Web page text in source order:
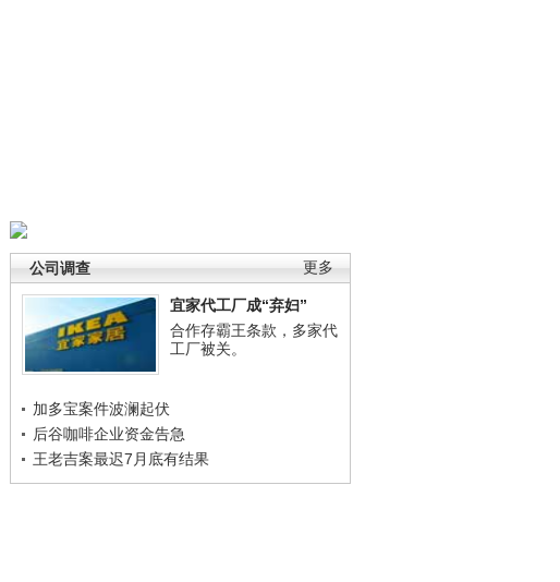
更多
公司调查
宜家代工厂成“弃妇”
合作存霸王条款，多家代
工厂被关。
加多宝案件波澜起伏
后谷咖啡企业资金告急
王老吉案最迟7月底有结果